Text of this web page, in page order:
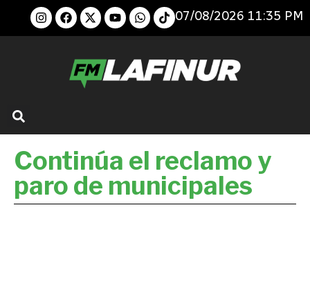
07/08/2026 11:35 PM
Continúa el reclamo y
paro de municipales